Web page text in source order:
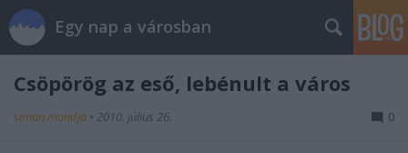
Egy nap a városban
Csöpörög az eső, lebénult a város
simon mondja • 2010. július 26. 0